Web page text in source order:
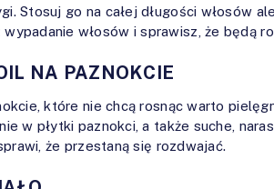
Stosuj go na całej długości włosów
włosów i sprawisz, że będą
NA PAZNOKCIE
które nie chcą rosnąc warto
w płytki paznokci, a także suche,
że przestaną się rozdwajać.